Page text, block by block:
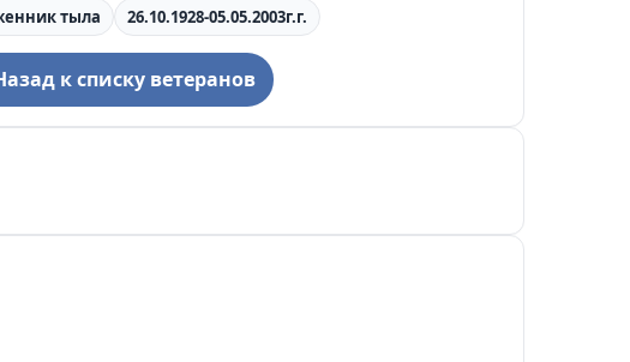
тыла 26.10.1928-05.05.2003г.г.
к списку ветеранов